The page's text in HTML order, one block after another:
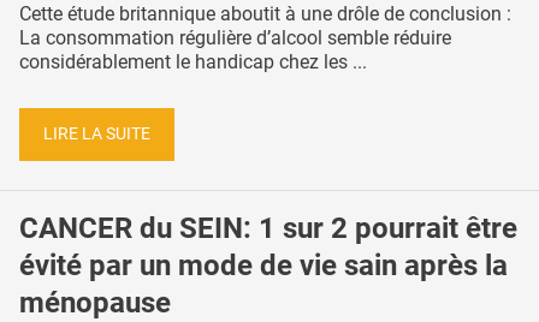
Cette étude britannique aboutit à une drôle de conclusion :
La consommation régulière d’alcool semble réduire
considérablement le handicap chez les ...
LIRE LA SUITE
CANCER du SEIN: 1 sur 2 pourrait être
évité par un mode de vie sain après la
ménopause